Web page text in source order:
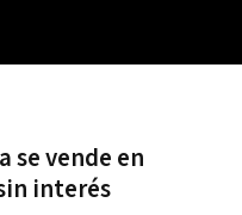
se vende en
interés